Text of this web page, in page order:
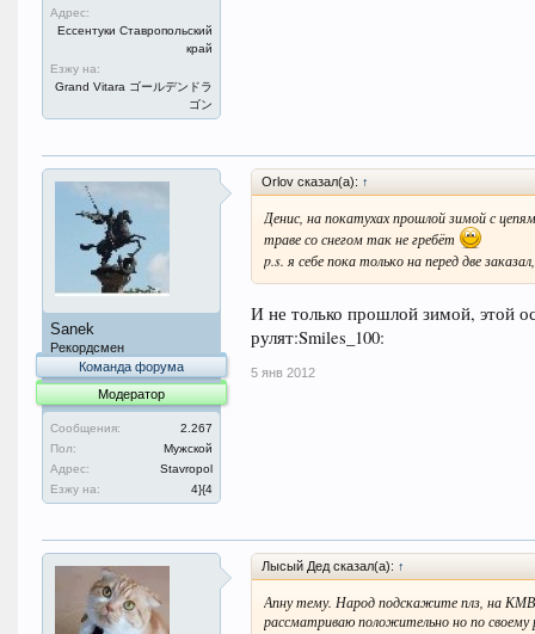
Адрес:
Ессентуки Ставропольский
край
Езжу на:
Grand Vitara ゴールデンドラ
ゴン
Sanek
Рекордсмен
Команда форума
Модератор
Сообщения:
2.267
Пол:
Мужской
Адрес:
Stavropol
Езжу на:
4}{4
Orlov сказал(а): ↑
Денис, на покатухах прошлой зимой с
траве со снегом так не гребёт
p.s. я себе пока только на перед две
И не только прошлой зимой, этой
рулят:Smiles_100:
5 янв 2012
Лысый Дед сказал(а): ↑
Апну тему. Народ подскажите плз, на КМВ
рассматриваю положительно но по своему